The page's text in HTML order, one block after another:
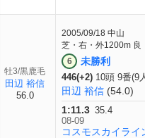
牡3/黒鹿毛
田辺 裕信
56.0
2005/09/18 中山
芝・右・外1200m 良
6
未勝利
446(+2) 10頭 9番(9
田辺 裕信 (54.0)
1:11.3 35.4
08-09
コスモスカイライ